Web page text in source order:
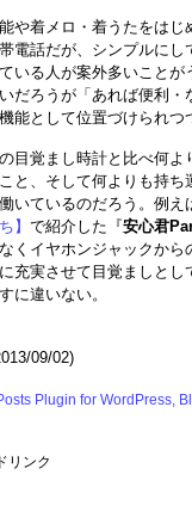
や着メロ・着うたをは
電話だが、シンプルに
いる人が案外多いこと
だろうが「あれば便利
能として位置づけられつ
目覚まし時計と比べ何
と、そして何よりも持
いているのだろう。例え
】 で紹介した『安心君
くイヤホンジャックか
充実させて目覚ましと
に違いない。
09/02)
リンク